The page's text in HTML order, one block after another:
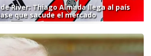
River: Thiago Almada llega al país
que sacude el mercado